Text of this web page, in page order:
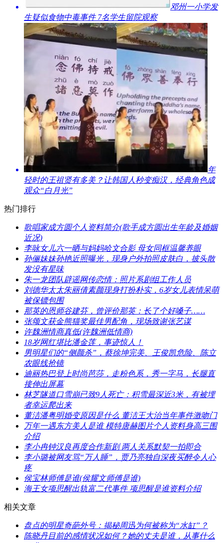
​邓州一小学发
生疑似食物中毒事件 7名学生留院观察
​年
轻时的王祖贤有多美？让韩国人秒变痴汉，经典角色成
观众“白月光”
热门排行
​歌唱家成方圆个人资料简介(歌手成方圆出生年龄及婚姻
近况)
​李咏女儿六一晒与妈妈哈文合影 母女同框温馨养眼
​孙俪妹妹孙艳近照曝光，现身户外拍照皮肤白，披头散
发没有星味
​朱一龙团队辟谣网传恋情：照片系剧组工作人员
​刘德华太太朱丽倩素颜现身打扮朴实，6岁女儿表情呆萌
被保镖包围
​那英的恩师谷建芬，曾评价那英：长了个好嗓子……
​张颂文获金熊猫奖最佳男配角，现场致谢张艺谋
​许魏洲情商真低(许魏洲低情商)
​18岁网红堪比潘金莲，事迹惊人！
​男明星们的“侧颜杀”，蔡徐坤完美、王俊凯危险、陈立
农眼线抢镜
​迪丽热巴登上时尚芭莎，走粉色系，秀一字马，长腿直
接伸出屏幕
​林芝隧道口雪崩已致9人死亡：积雪最深近3米，有被埋
者幸运爬出来
​董洁潘粤明婚变原因是什么 董洁王大治当年事件激吻门
​万年一遇东方美人是谁 模特唐赫图片个人资料身高三围
介绍
​李小冉钟汉良再度合作新剧 两人关系默契一拍即合
​李小璐被网友骂“万人睡”，贾乃亮独自深夜买醉令人心
疼
​侯宝林师傅是谁(侯耀文师傅是谁)
​海王女项思醒出轨富二代事件 项思醒是谁资料介绍
相关文章
​盘点的明星奇葩外号：揭秘周迅为何被称为“水缸”？
​陈晓丹目前的感情状况如何？她的丈夫是谁，从事什么